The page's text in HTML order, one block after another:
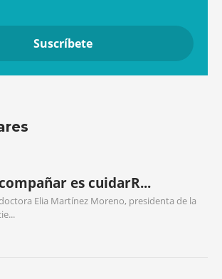
es cuidarR...
Elia Martínez Moreno, presidenta de la